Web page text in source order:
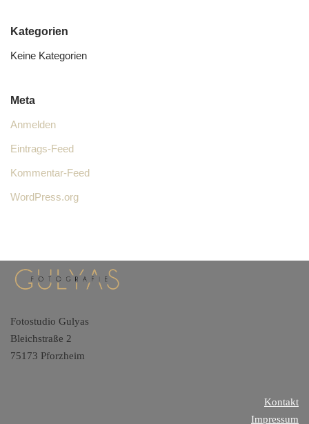
Kategorien
Keine Kategorien
Meta
Anmelden
Eintrags-Feed
Kommentar-Feed
WordPress.org
Fotostudio Gulyas
Bleichstraße 2
75173 Pforzheim
Kontakt
Impressum